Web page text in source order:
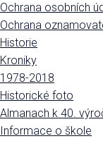
Ochrana osobních
Ochrana
Historie
Kroniky
1978-2018
Historické foto
Almanach k 40.
Informace o škole